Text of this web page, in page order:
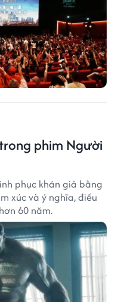
phim Người
phục khán giả bằng
xúc và ý nghĩa, điều
60 năm.